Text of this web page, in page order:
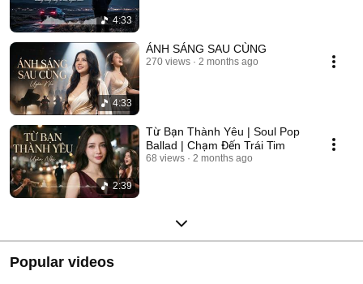
4:33
4:33
ÁNH SÁNG SAU CÙNG
270 views 2 months ago
2:39
Từ Bạn Thành Yêu | Soul Pop
Ballad | Chạm Đến Trái Tim
68 views 2 months ago
Popular videos